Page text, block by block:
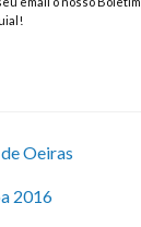
Oeiras
2016